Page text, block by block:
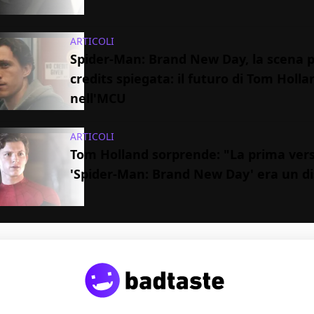
ARTICOLI
Spider-Man: Brand New Day, la scena
credits spiegata: il futuro di Tom
nell'MCU
ARTICOLI
Tom Holland sorprende: "La prima
'Spider-Man: Brand New Day' era un